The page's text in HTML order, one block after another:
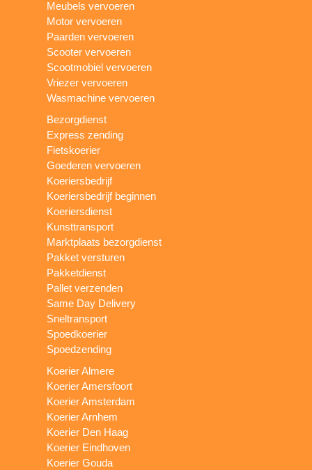
Meubels vervoeren
Motor vervoeren
Paarden vervoeren
Scooter vervoeren
Scootmobiel vervoeren
Vriezer vervoeren
Wasmachine vervoeren
Bezorgdienst
Express zending
Fietskoerier
Goederen vervoeren
Koeriersbedrijf
Koeriersbedrijf beginnen
Koeriersdienst
Kunsttransport
Marktplaats bezorgdienst
Pakket versturen
Pakketdienst
Pallet verzenden
Same Day Delivery
Sneltransport
Spoedkoerier
Spoedzending
Koerier Almere
Koerier Amersfoort
Koerier Amsterdam
Koerier Arnhem
Koerier Den Haag
Koerier Eindhoven
Koerier Gouda